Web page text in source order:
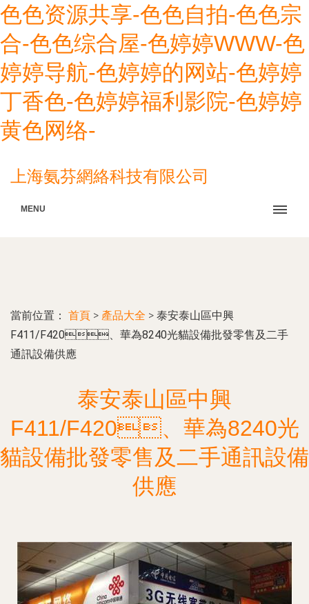
色色资源共享-色色自拍-色色宗
合-色色综合屋-色婷婷WWW-色
婷婷导航-色婷婷的网站-色婷婷
丁香色-色婷婷福利影院-色婷婷
黄色网络-
上海氨芬網絡科技有限公司
MENU
當前位置： 首頁 > 產品大全 > 泰安泰山區中興
F411/F420、華為8240光貓設備批發零售及二手
通訊設備供應
泰安泰山區中興
F411/F420、華為8240光
貓設備批發零售及二手通訊設備
供應